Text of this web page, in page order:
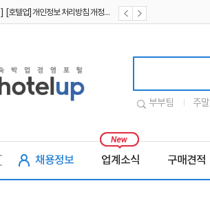
[공지] [호텔업] 개인정보 처리방침 개정본1 (19.09.02)
부부팀 주말
채용정보 업계소식 구매견적